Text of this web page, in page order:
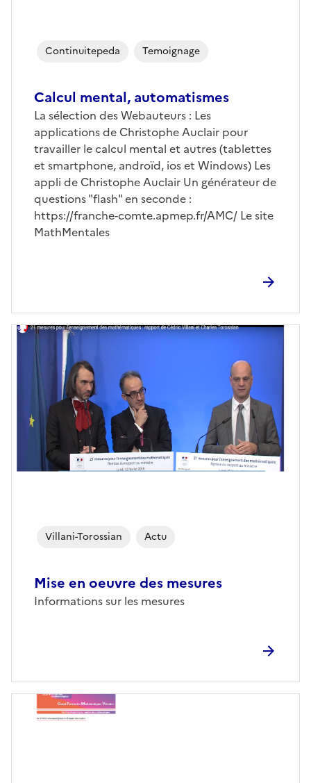
Calcul mental, automatismes
La sélection des Webauteurs : Les
applications de Christophe Auclair pour
travailler le calcul mental et autres (tablettes
et smartphone, androïd, ios et Windows) Les
appli de Christophe Auclair Un générateur de
questions "flash" en seconde :
https://franche-comte.apmep.fr/AMC/ Le site
MathMentales
Continuitepeda Temoignage
Mise en oeuvre des mesures
Informations sur les mesures
Villani-Torossian Actu